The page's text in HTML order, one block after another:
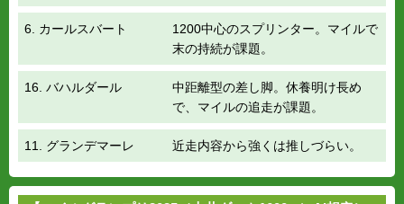
6. カールスバート
1200中心のスプリンター。マイルで
末の持続が課題。
16. バハルダール
中距離型の差し脚。休養明け長め
で、マイルの追走が課題。
11. グランデマーレ 近走内容から強くは推しづらい。